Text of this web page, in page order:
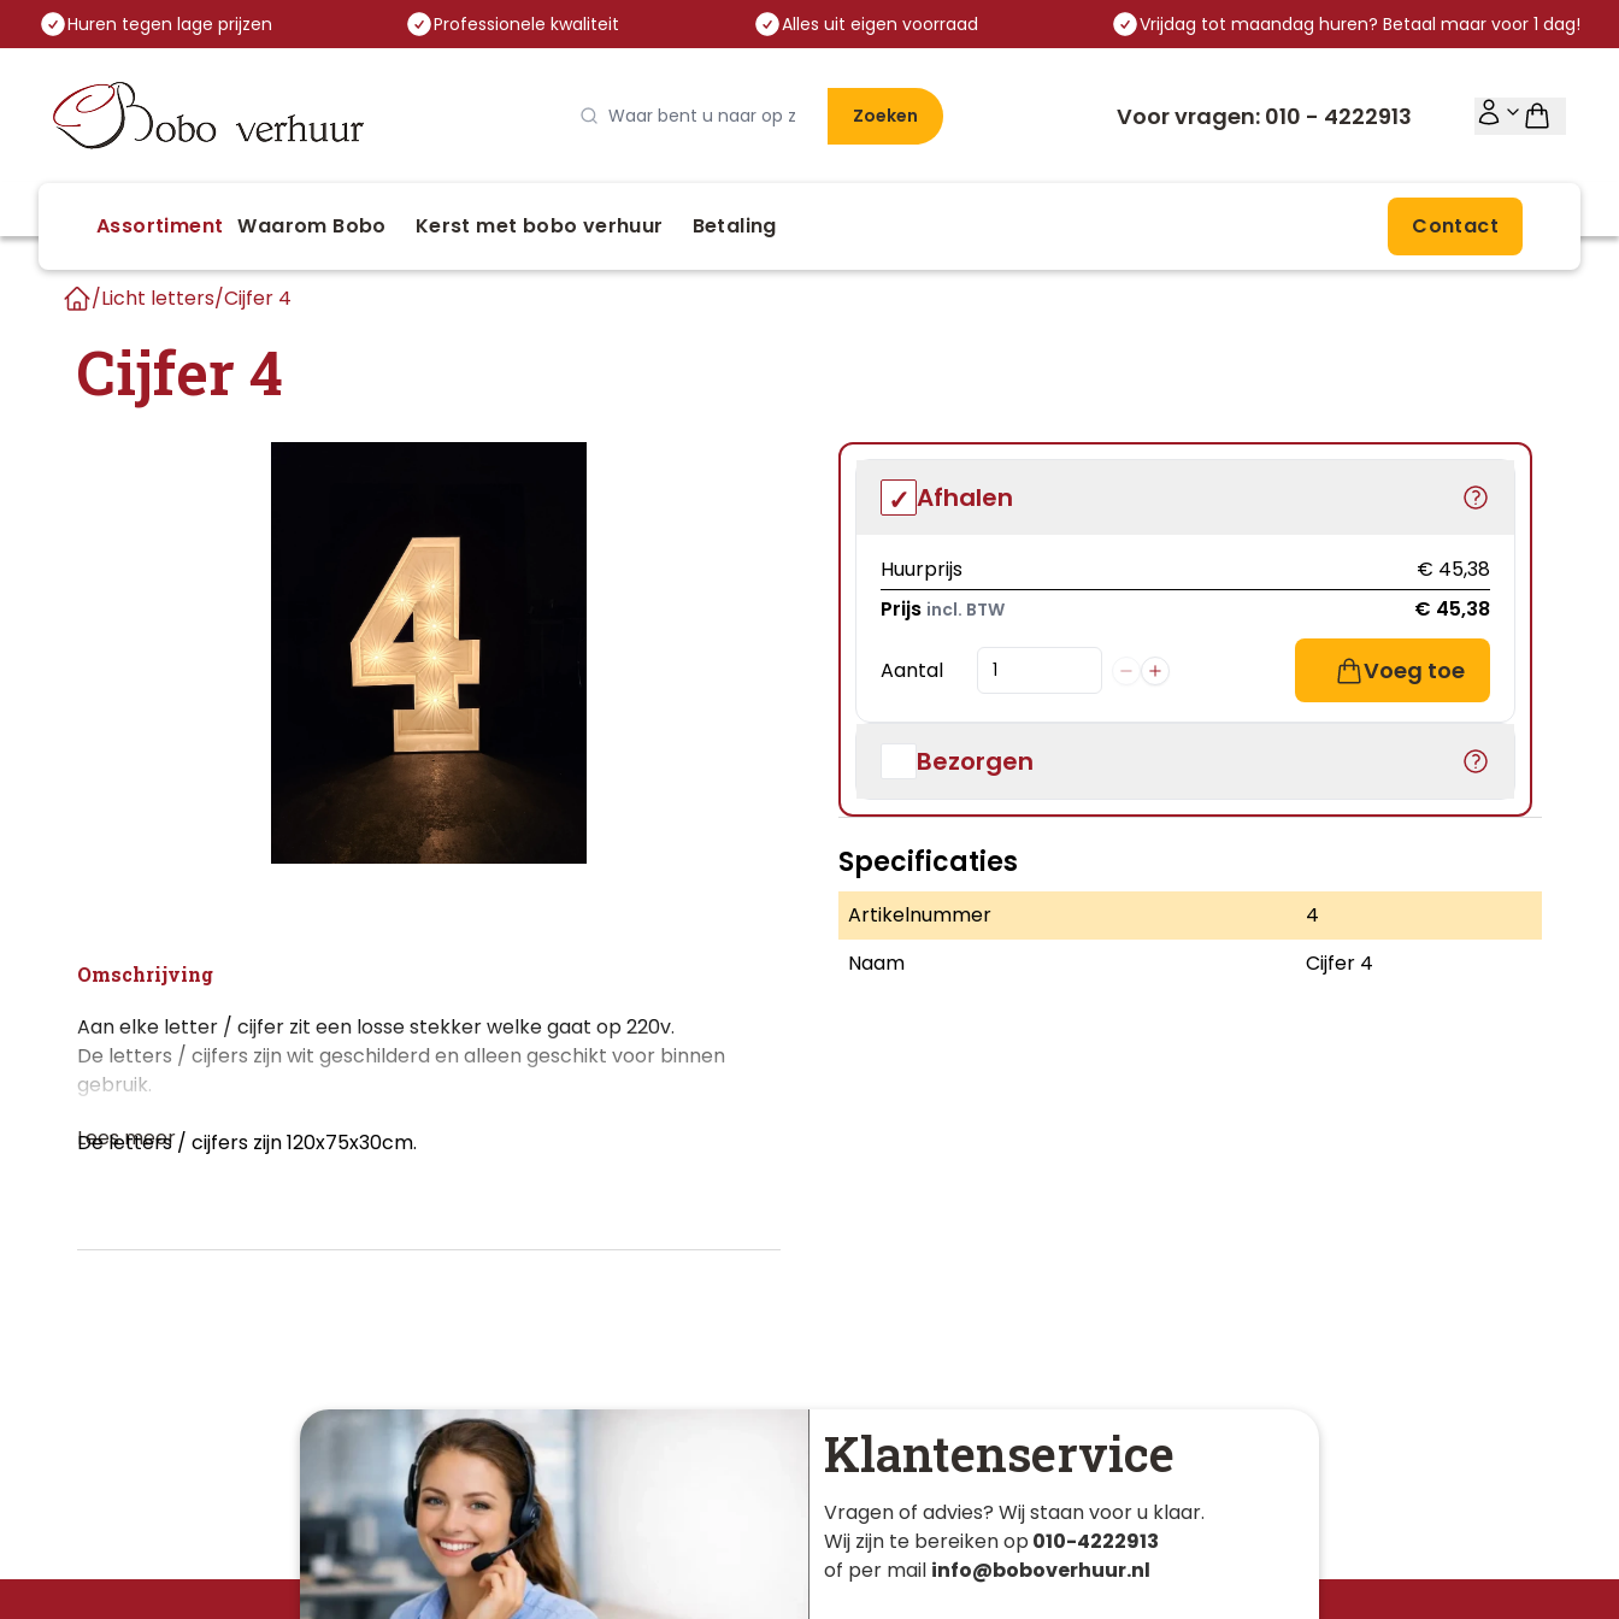
Huren tegen lage prijzen Professionele kwaliteit Alles uit eigen voorraad Vrijdag tot maandag huren? Betaal maar voor 1 dag!
Zoeken Voor vragen: 010 - 4222913
Assortiment Waarom Bobo Kerst met bobo verhuur Betaling Contact
/Licht letters/Cijfer 4
Cijfer 4
Omschrijving
Aan elke letter / cijfer zit een losse stekker welke gaat op 220v.
De letters / cijfers zijn wit geschilderd en alleen geschikt voor binnen
gebruik.
De letters / cijfers zijn 120x75x30cm.
Lees meer
Afhalen
Huurprijs
€ 45,38
Prijs incl. BTW € 45,38
Aantal Voeg toe
Bezorgen
Specificaties
Artikelnummer
4
Naam
Cijfer 4
Klantenservice
Vragen of advies? Wij staan voor u klaar.
Wij zijn te bereiken op 010-4222913
of per mail info@boboverhuur.nl